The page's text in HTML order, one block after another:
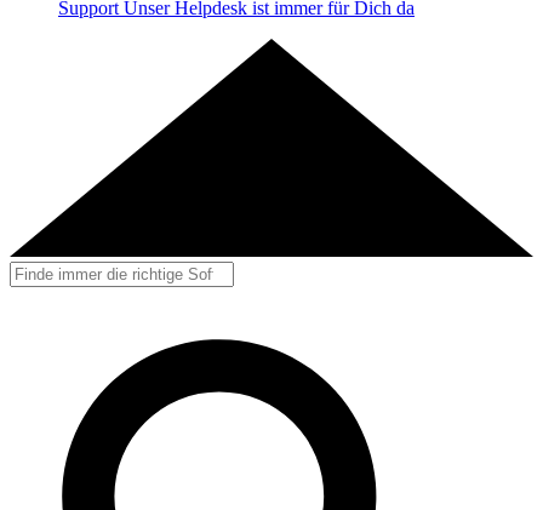
Support Unser Helpdesk ist immer für Dich da